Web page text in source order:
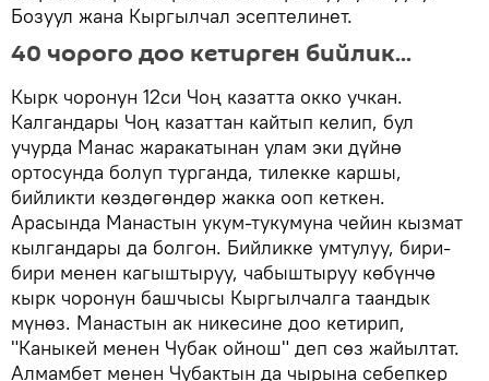
Бозуул жана Кыргылчал эсептелинет.
40 чорого доо кетирген бийлик...
Кырк чоронун 12си Чоң казатта окко учкан.
Калгандары Чоң казаттан кайтып келип, бул
учурда Манас жаракатынан улам эки дүйнө
ортосунда болуп турганда, тилекке каршы,
бийликти көздөгөндөр жакка ооп кеткен.
Арасында Манастын укум-тукумуна чейин кызмат
кылгандары да болгон. Бийликке умтулуу, бири-
бири менен кагыштыруу, чабыштыруу көбүнчө
кырк чоронун башчысы Кыргылчалга таандык
мүнөз. Манастын ак никесине доо кетирип,
"Каныкей менен Чубак ойнош" деп сөз жайылтат.
Алмамбет менен Чубактын да чырына себепкер